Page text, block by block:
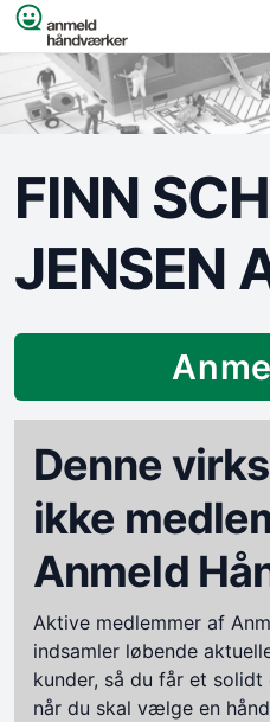
Spring til indhold
FINN
JENSEN
Denne
ikke
Anmeld
Aktive medlemmer af
indsamler løbende
kunder, så du får et
når du skal vælge en